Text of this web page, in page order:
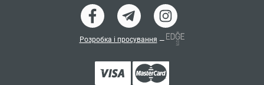
Розробка і просування —